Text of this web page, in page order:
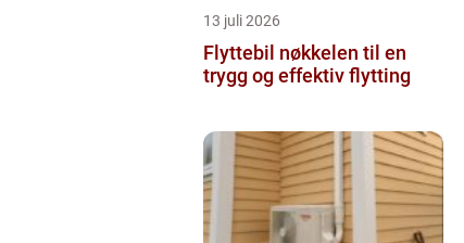
13 juli 2026
Flyttebil nøkkelen til en
trygg og effektiv flytting